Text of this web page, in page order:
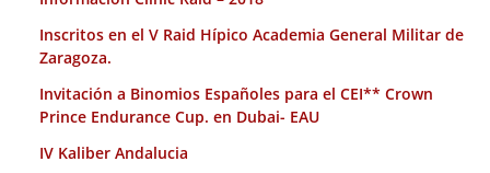
Inscritos en el V Raid Hípico Academia General Militar de
Zaragoza.
Invitación a Binomios Españoles para el CEI** Crown
Prince Endurance Cup. en Dubai- EAU
IV Kaliber Andalucia